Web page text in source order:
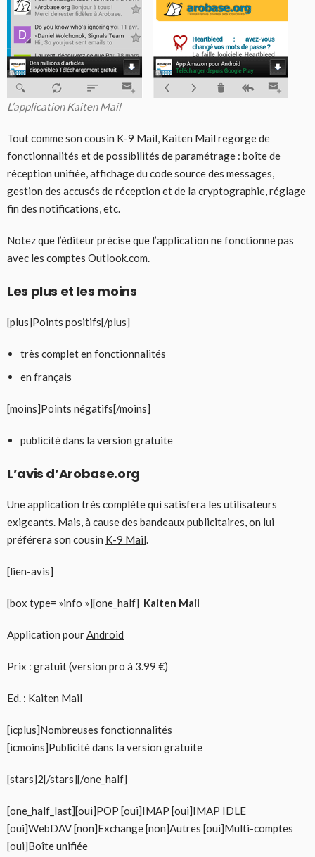
L’application Kaiten Mail
Tout comme son cousin K-9 Mail, Kaiten Mail regorge de
fonctionnalités et de possibilités de paramétrage : boîte de
réception unifiée, affichage du code source des messages,
gestion des accusés de réception et de la cryptographie, réglage
fin des notifications, etc.
Notez que l’éditeur précise que l’application ne fonctionne pas
avec les comptes Outlook.com.
Les plus et les moins
[plus]Points positifs[/plus]
très complet en fonctionnalités
en français
[moins]Points négatifs[/moins]
publicité dans la version gratuite
L’avis d’Arobase.org
Une application très complète qui satisfera les utilisateurs
exigeants. Mais, à cause des bandeaux publicitaires, on lui
préférera son cousin K-9 Mail.
[lien-avis]
[box type= »info »][one_half] Kaiten Mail
Application pourAndroid
Prix : gratuit (version pro à 3.99 €)
Ed. : Kaiten Mail
[icplus]Nombreuses fonctionnalités
[icmoins]Publicité dans la version gratuite
[stars]2[/stars][/one_half]
[one_half_last][oui]POP [oui]IMAP [oui]IMAP IDLE
[oui]WebDAV [non]Exchange [non]Autres [oui]Multi-comptes
[oui]Boîte unifiée